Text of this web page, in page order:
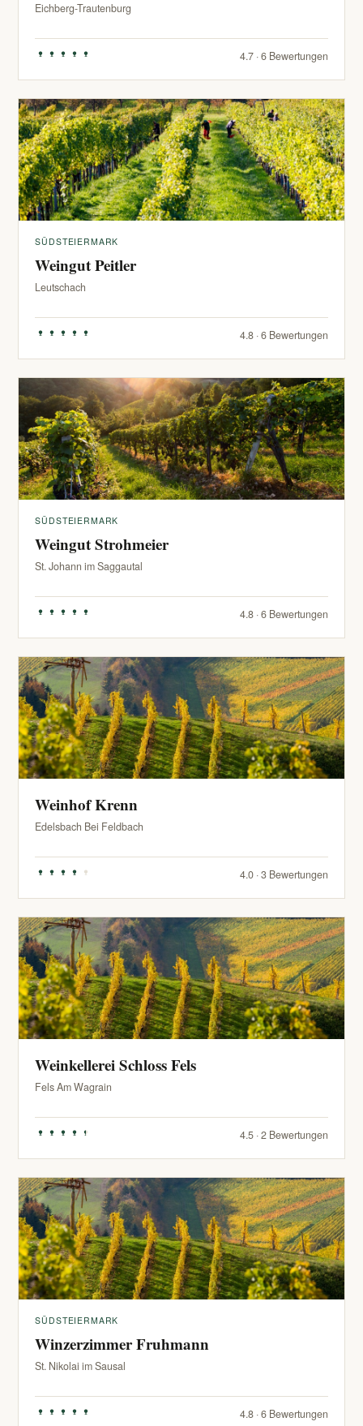
Eichberg-Trautenburg
4.7 · 6 Bewertungen
SÜDSTEIERMARK
Weingut Peitler
Leutschach
4.8 · 6 Bewertungen
SÜDSTEIERMARK
Weingut Strohmeier
St. Johann im Saggautal
4.8 · 6 Bewertungen
Weinhof Krenn
Edelsbach Bei Feldbach
4.0 · 3 Bewertungen
Weinkellerei Schloss Fels
Fels Am Wagrain
4.5 · 2 Bewertungen
SÜDSTEIERMARK
Winzerzimmer Fruhmann
St. Nikolai im Sausal
4.8 · 6 Bewertungen